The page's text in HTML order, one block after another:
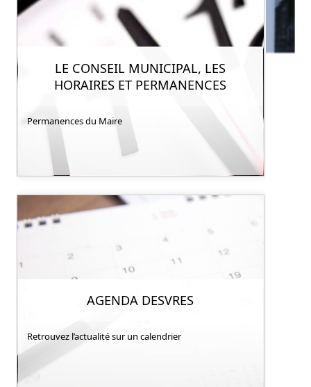
LE CONSEIL MUNICIPAL, LES
HORAIRES ET PERMANENCES
Permanences du Maire
AGENDA DESVRES
Retrouvez l’actualité sur un calendrier